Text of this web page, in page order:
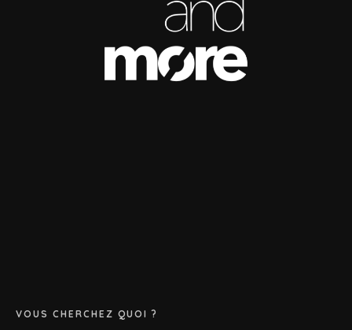
VOUS CHERCHEZ QUOI ?